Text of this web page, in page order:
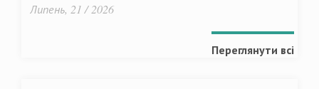
Липень, 21 / 2026
Переглянути всі